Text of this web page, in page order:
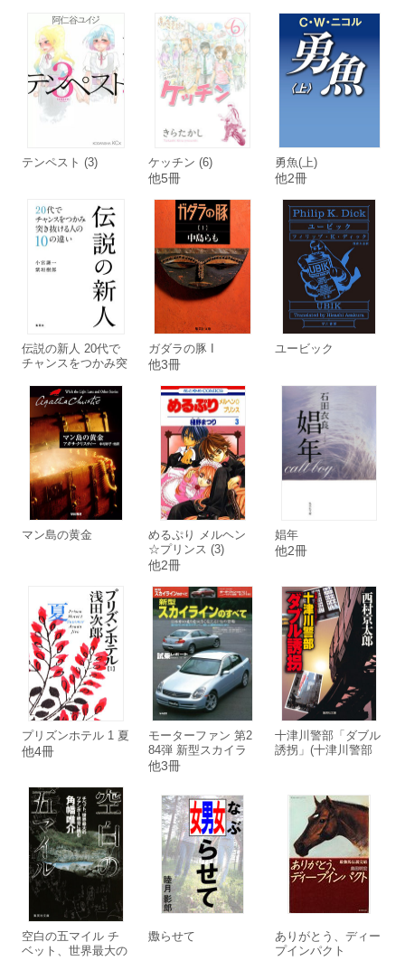
テンペスト (3) ケッチン (6)
他5冊
勇魚(上)
他2冊
伝説の新人 20代で
チャンスをつかみ突
ガダラの豚 I
他3冊
ユービック
マン島の黄金
めるぷり メルヘン
☆プリンス (3)
他2冊
娼年
他2冊
プリズンホテル 1 夏
他4冊
モーターファン 第2
84弾 新型スカイラ
インのすべて
他3冊
十津川警部「ダブル
誘拐」(十津川警部
空白の五マイル チ
ベット、世界最大の
嫐らせて
ありがとう、ディー
プインパクト